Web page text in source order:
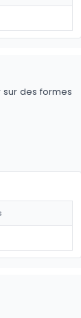
des formes